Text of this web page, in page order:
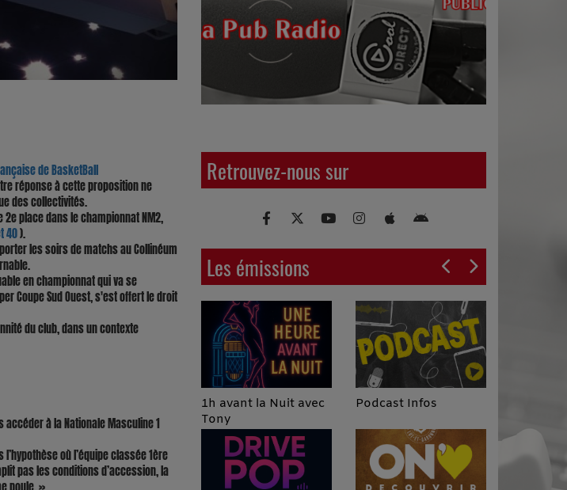
de BasketBall
réponse à cette proposition ne
des collectivités.
place dans le championnat NM2,
40).
les soirs de matchs au Collinéum
en championnat qui va se
Coupe Sud Ouest, s'est offert le droit
du club, dans un contexte
accéder à la Nationale Masculine 1
où l’équipe classée 1ère
pas les conditions d’accession, la
Retrouvez-nous sur
Les émissions
Proposée par Jean
1h avant la Nuit avec
Tony
Podcast Infos